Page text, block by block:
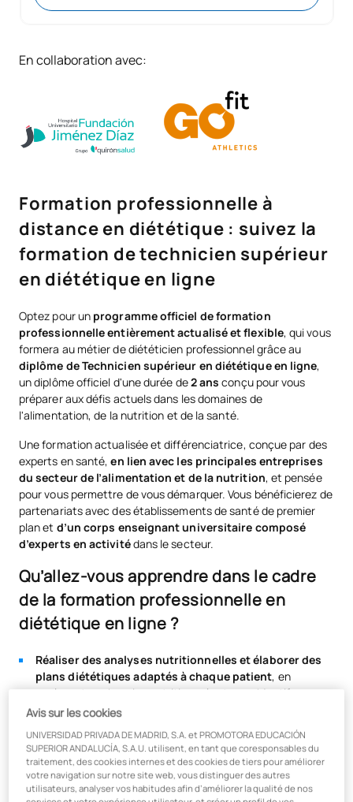
En collaboration avec:
Formation professionnelle à
distance en diététique : suivez la
formation de technicien supérieur
en diététique en ligne
Optez pour un programme officiel de formation
professionnelle entièrement actualisé et flexible, qui vous
formera au métier de diététicien professionnel grâce au
diplôme de Technicien supérieur en diététique en ligne,
un diplôme officiel d'une durée de2 ansconçu pour vous
préparer aux défis actuels dans les domaines de
l'alimentation, de la nutrition et de la santé.
Une formation actualisée et différenciatrice, conçue par des
experts en santé,en lien avec les principales entreprises
du secteur de l’alimentation et de la nutrition, et pensée
pour vous permettre de vous démarquer. Vous bénéficierez de
partenariats avec des établissements de santé de premier
plan et d’un corps enseignant universitaire composé
d’experts en activitédans le secteur.
Qu’allez-vous apprendre dans le cadre
de la formation professionnelle en
diététique en ligne ?
Réaliser des analyses nutritionnelles et élaborer des
plans diététiques adaptés à chaque patient, en
analysant ses besoins nutritionnels et ses objectifs.
À déterminer la qualité alimentaire et hygiéno-
sanitaire des alimentsen appliquant des techniques
d’analyse, à interpréter les résultats et à rendre compte,
en élaborant et/ou en proposant des mesures correctives.
Superviser la composition qualitative des aliments
Avis sur les cookies
UNIVERSIDAD PRIVADA DE MADRID, S.A. et PROMOTORA EDUCACIÓN
SUPERIOR ANDALUCÍA, S.A.U. utilisent, en tant que coresponsables du
traitement, des cookies internes et des cookies de tiers pour améliorer
votre navigation sur notre site web, vous distinguer des autres
utilisateurs, analyser vos habitudes afin d’améliorer la qualité de nos